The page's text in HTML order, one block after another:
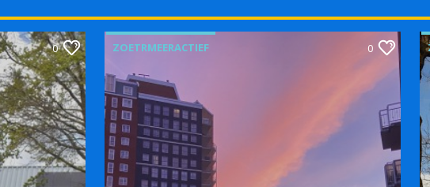
0 ZOETRMEERACTIEF 0